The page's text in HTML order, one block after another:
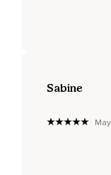
Dein wahres Selbst,
Sabine